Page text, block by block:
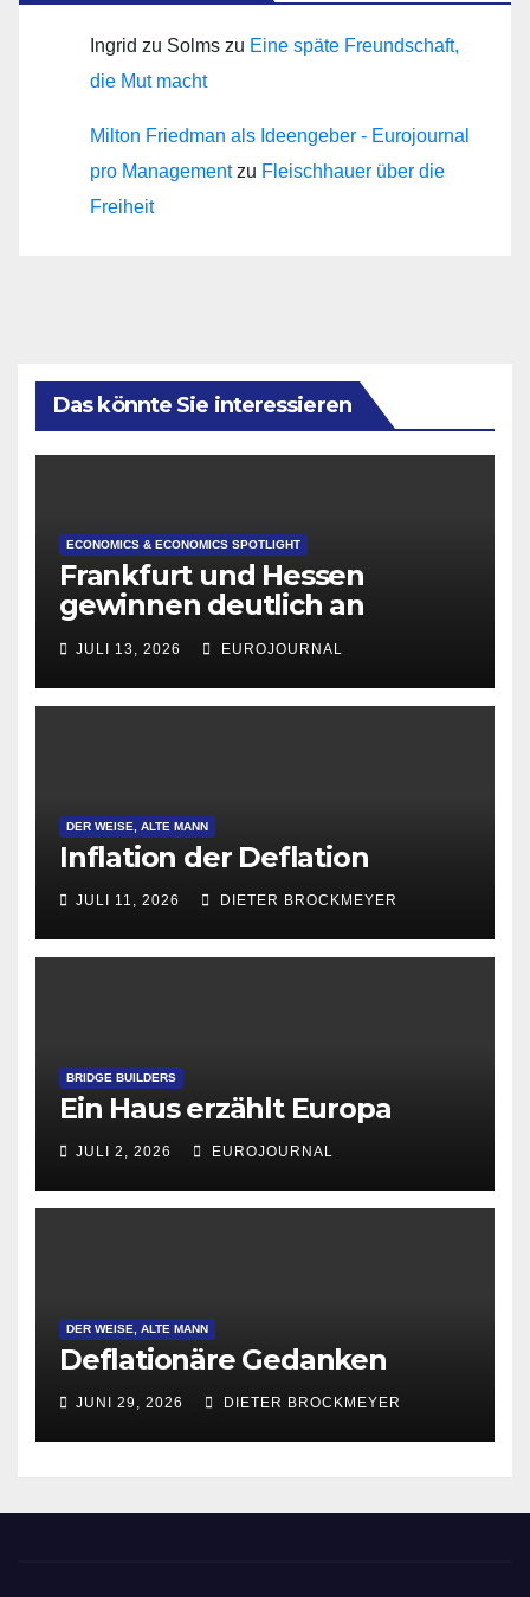
Ingrid zu Solms zu Eine späte Freundschaft,
die Mut macht
Milton Friedman als Ideengeber - Eurojournal
pro Managementzu Fleischhauer über die
Freiheit
Das könnte Sie interessieren
ECONOMICS & ECONOMICS SPOTLIGHT
Frankfurt und Hessen
gewinnen deutlich an
Attraktivität für Startup-
Gründungen
JULI 13, 2026 EUROJOURNAL
DER WEISE, ALTE MANN
Inflation der Deflation
JULI 11, 2026 DIETER BROCKMEYER
BRIDGE BUILDERS
Ein Haus erzählt Europa
JULI 2, 2026 EUROJOURNAL
DER WEISE, ALTE MANN
Deflationäre Gedanken
JUNI 29, 2026 DIETER BROCKMEYER